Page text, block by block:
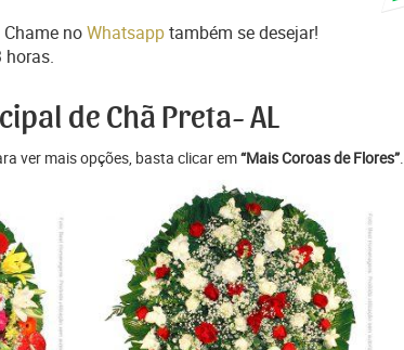
Chame noWhatsapptambém se desejar!
horas.
de Chã Preta- AL
ver mais opções, basta clicar em“Mais Coroas de Flores”.